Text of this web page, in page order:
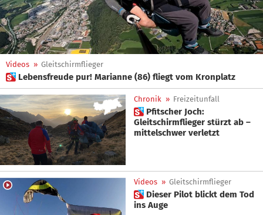
Videos » Gleitschirmflieger
 Lebensfreude pur! Marianne (86) fliegt vom Kronplatz
Chronik » Freizeitunfall
 Pfitscher Joch:
Gleitschirmflieger stürzt ab –
mittelschwer verletzt
Videos » Gleitschirmflieger
 Dieser Pilot blickt dem Tod
ins Auge